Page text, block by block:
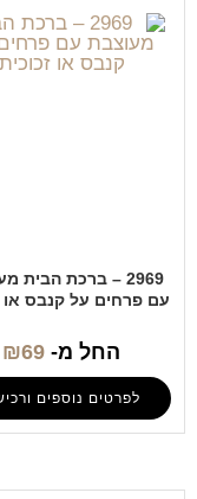
2969 – ברכת הבית
עם פרחים על קנבס או
החל מ- ₪69
לפרטים נוספים